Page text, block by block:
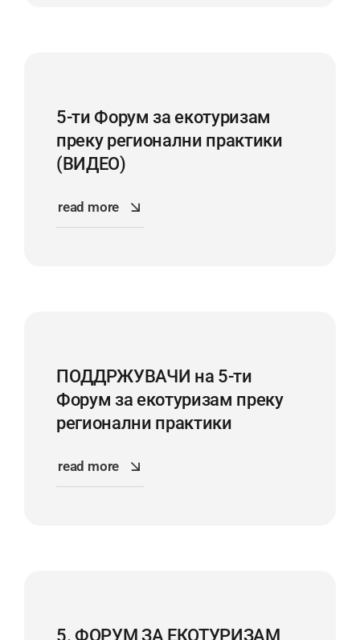
5-ти Форум за екотуризам
преку регионални практики
(ВИДЕО)
read more
ПОДДРЖУВАЧИ на 5-ти
Форум за екотуризам преку
регионални практики
read more
5. ФОРУМ ЗА ЕКОТУРИЗАМ